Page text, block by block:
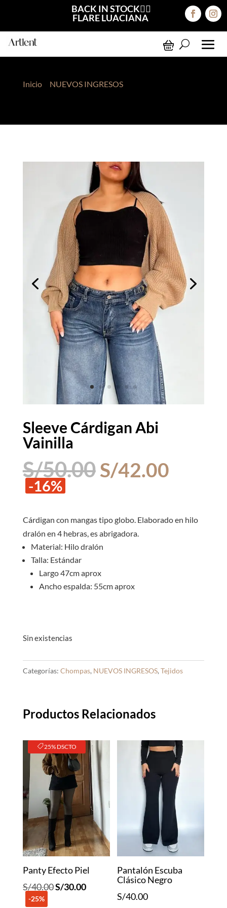
BACK IN STOCK❤️‍🔥
FLARE LUACIANA
Inicio> NUEVOS INGRESOS> Sleeve Cárdigan Abi
Sleeve Cárdigan Abi
Vainilla
S/50.00 El
precio
S/50.00.
S/42.00El
precio
S/
-16%
Cárdigan con mangas tipo globo. Elaborado en hilo
dralón en 4 hebras, es abrigadora.
Material: Hilo dralón
Talla: Estándar
Largo 47cm aprox
Ancho espalda: 55cm aprox
Sin existencias
Categorías: Chompas, NUEVOS INGRESOS, Tejidos
Productos Relacionados
25% DSCTO
Panty Efecto Piel
S/40.00El
S/30.00El
-25%
Pantalón Escuba
Clásico Negro
S/40.00